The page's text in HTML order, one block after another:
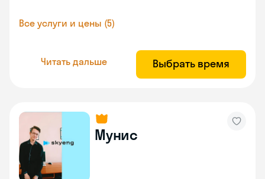
Все услуги и цены (5)
Читать дальше Выбрать время
Мунис